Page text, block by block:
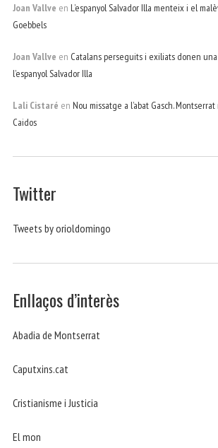
Joan Vallve en L’espanyol Salvador Illa menteix i el
Goebbels
Joan Vallve en Catalans perseguits i exiliats donen
l’espanyol Salvador Illa
Lali Cistaré en Nou missatge a l’abat Gasch.
Caidos
Twitter
Tweets by orioldomingo
Enllaços d’interès
Abadia de Montserrat
Caputxins.cat
Cristianisme i Justicia
El mon